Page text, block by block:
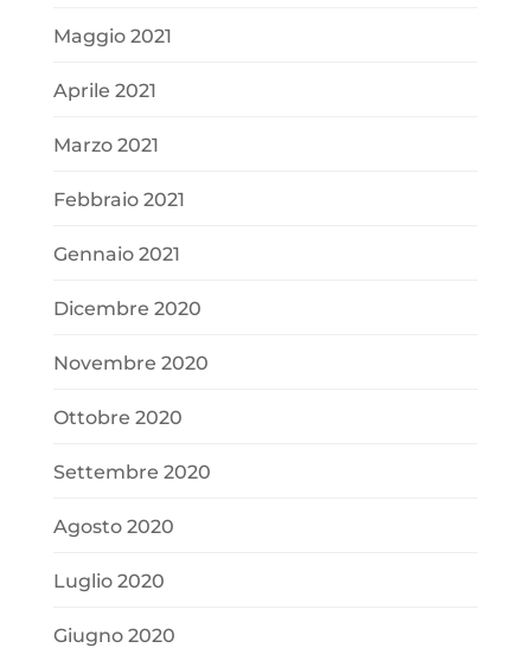
Maggio 2021
Aprile 2021
Marzo 2021
Febbraio 2021
Gennaio 2021
Dicembre 2020
Novembre 2020
Ottobre 2020
Settembre 2020
Agosto 2020
Luglio 2020
Giugno 2020